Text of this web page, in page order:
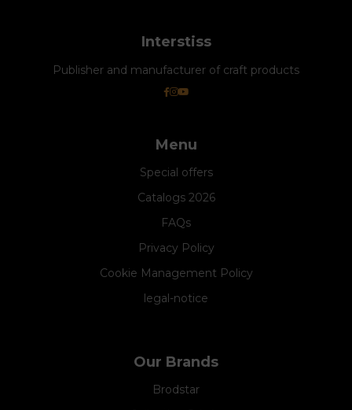
Interstiss
Publisher and manufacturer of craft products
Menu
Special offers
Catalogs 2026
FAQs
Privacy Policy
Cookie Management Policy
legal-notice
Our Brands
Brodstar